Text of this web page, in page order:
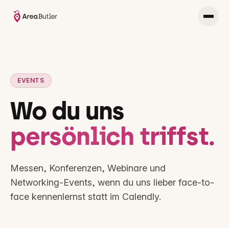
EVENTS
Wo du uns
persönlich triffst.
Messen, Konferenzen, Webinare und
Networking-Events, wenn du uns lieber face-to-
face kennenlernst statt im Calendly.